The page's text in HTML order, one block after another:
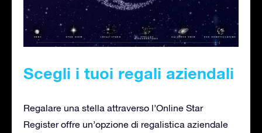
Scegli i tuoi regali aziendali
Regalare una stella attraverso l’Online Star
Register offre un’opzione di regalistica aziendale